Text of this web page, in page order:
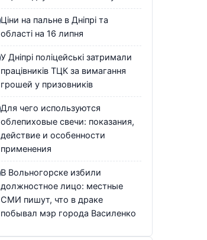
Ціни на пальне в Дніпрі та
області на 16 липня
У Дніпрі поліцейські затримали
працівників ТЦК за вимагання
грошей у призовників
Для чего используются
облепиховые свечи: показания,
действие и особенности
применения
В Вольногорске избили
должностное лицо: местные
СМИ пишут, что в драке
побывал мэр города Василенко